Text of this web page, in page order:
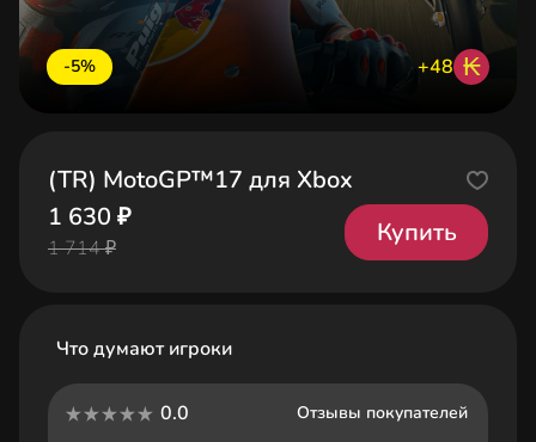
-5% +48 ₭
(TR) MotoGP™17 для Xbox
1 630 ₽
1 714 ₽
Купить
Что думают игроки
0.0
Отзывы покупателей